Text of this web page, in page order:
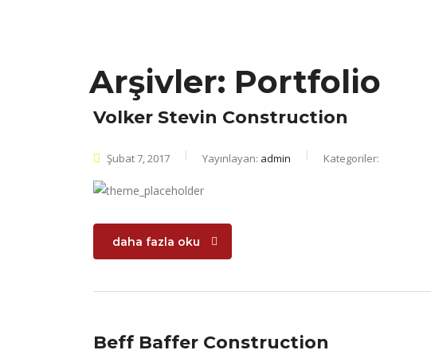
Arşivler: Portfolio
Volker Stevin Construction
Şubat 7, 2017 Yayınlayan: admin Kategoriler:
daha fazla oku
Beff Baffer Construction